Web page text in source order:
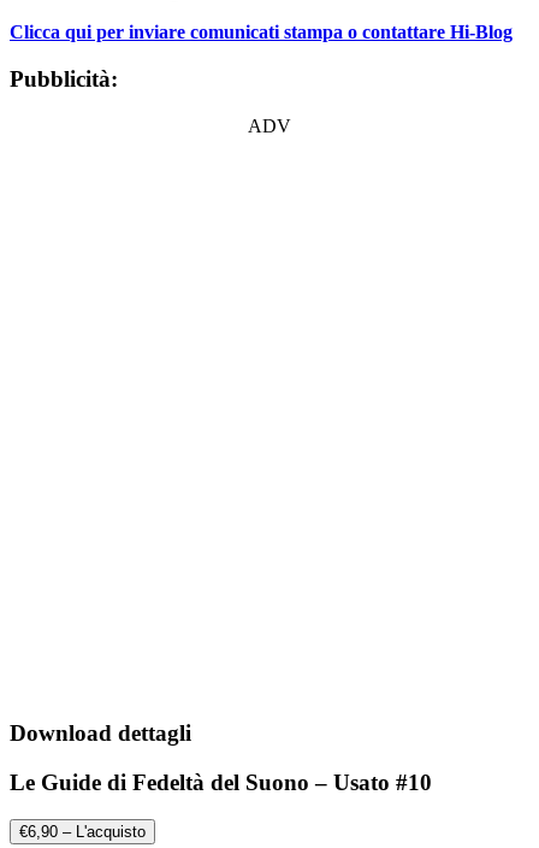
Clicca qui per inviare comunicati stampa o contattare Hi-Blog
Pubblicità:
ADV
Download dettagli
Le Guide di Fedeltà del Suono – Usato #10
€6,90 – L'acquisto